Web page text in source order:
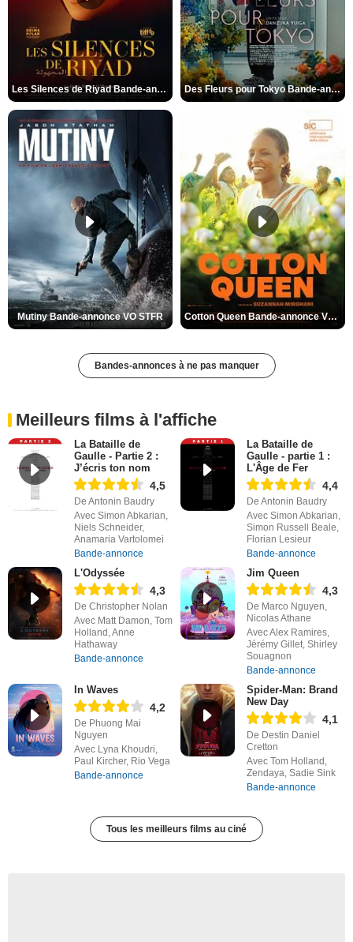
Les Silences de Riyad Bande-annonce VO STFR Des Fleurs pour Tokyo Bande-annonce VO STFR
Mutiny Bande-annonce VO STFR Cotton Queen Bande-annonce VO STFR
Bandes-annonces à ne pas manquer
Meilleurs films à l'affiche
La Bataille de
Gaulle - Partie 2 :
J’écris ton nom
4,5
De Antonin Baudry
Avec Simon Abkarian,
Niels Schneider,
Anamaria Vartolomei
Bande-annonce
La Bataille de
Gaulle - partie 1 :
L'Âge de Fer
4,4
De Antonin Baudry
Avec Simon Abkarian,
Simon Russell Beale,
Florian Lesieur
Bande-annonce
L'Odyssée
4,3
De Christopher Nolan
Avec Matt Damon, Tom
Holland, Anne
Hathaway
Bande-annonce
Jim Queen
4,3
De Marco Nguyen,
Nicolas Athane
Avec Alex Ramires,
Jérémy Gillet, Shirley
Souagnon
Bande-annonce
In Waves
4,2
De Phuong Mai
Nguyen
Avec Lyna Khoudri,
Paul Kircher, Rio Vega
Bande-annonce
Spider-Man: Brand
New Day
4,1
De Destin Daniel
Cretton
Avec Tom Holland,
Zendaya, Sadie Sink
Bande-annonce
Tous les meilleurs films au ciné